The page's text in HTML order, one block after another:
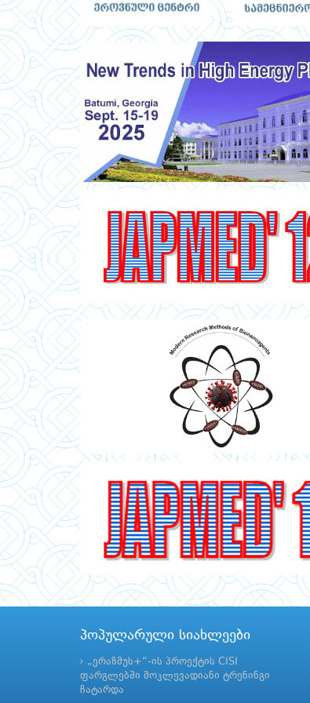
პოპულარული სიახლეები
„ერაზმუს+“-ის პროექტის CISI
ფარგლებში მოკლევადიანი ტრენინგი
ჩატარდა